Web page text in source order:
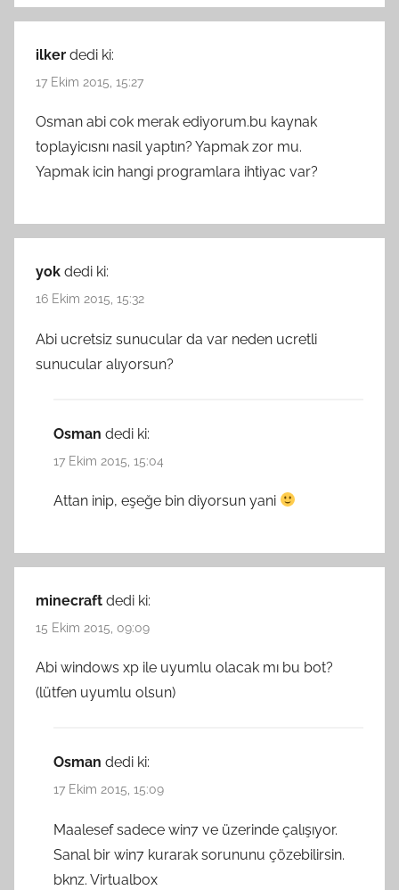
ilker dedi ki:
17 Ekim 2015, 15:27
Osman abi cok merak ediyorum.bu kaynak
toplayicısnı nasil yaptın? Yapmak zor mu.
Yapmak icin hangi programlara ihtiyac var?
yok dedi ki:
16 Ekim 2015, 15:32
Abi ucretsiz sunucular da var neden ucretli
sunucular alıyorsun?
Osman dedi ki:
17 Ekim 2015, 15:04
Attan inip, eşeğe bin diyorsun yani
minecraft dedi ki:
15 Ekim 2015, 09:09
Abi windows xp ile uyumlu olacak mı bu bot?
(lütfen uyumlu olsun)
Osman dedi ki:
17 Ekim 2015, 15:09
Maalesef sadece win7 ve üzerinde çalışıyor.
Sanal bir win7 kurarak sorununu çözebilirsin.
bknz. Virtualbox